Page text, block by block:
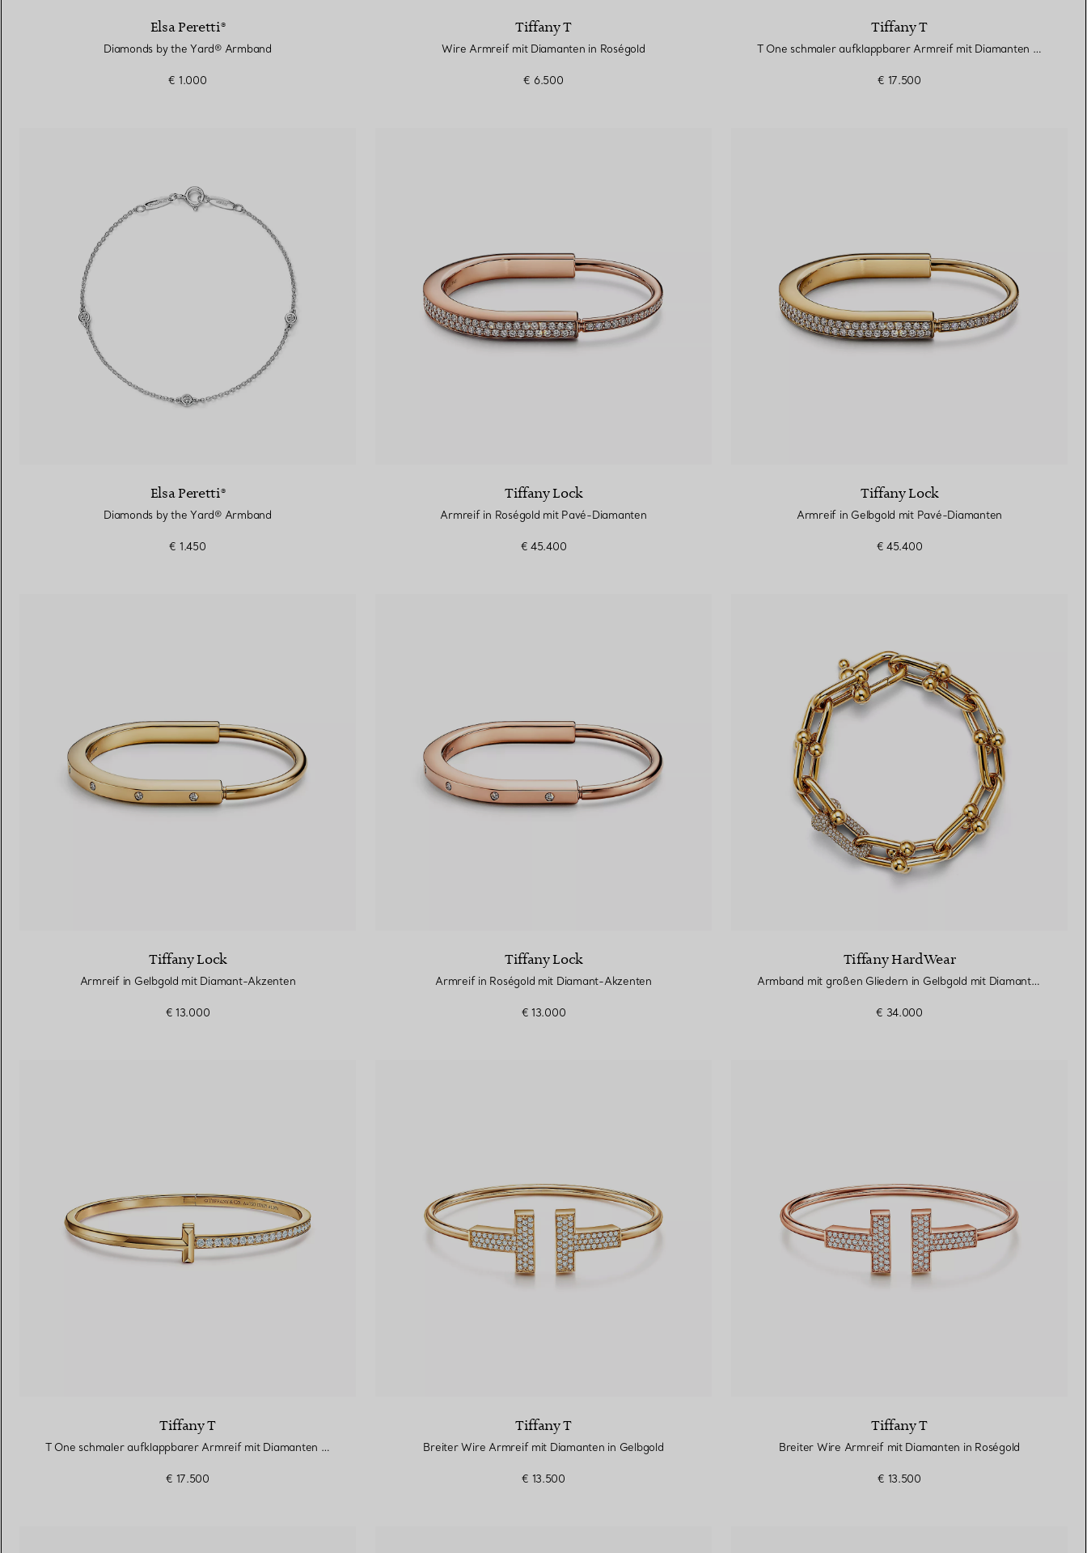
Elsa Peretti®
Diamonds by the Yard® Armband
€ 1.000
Tiffany T
Wire Armreif mit Diamanten in Roségold
€ 6.500
Tiffany T
T One schmaler aufklappbarer Armreif mit Diamanten in Roségold
€ 17.500
Elsa Peretti®
Diamonds by the Yard® Armband
€ 1.450
Tiffany Lock
Armreif in Roségold mit Pavé-Diamanten
€ 45.400
Tiffany Lock
Armreif in Gelbgold mit Pavé-Diamanten
€ 45.400
Tiffany Lock
Armreif in Gelbgold mit Diamant-Akzenten
€ 13.000
Tiffany Lock
Armreif in Roségold mit Diamant-Akzenten
€ 13.000
Tiffany HardWear
Armband mit großen Gliedern in Gelbgold mit Diamanten
€ 34.000
Tiffany T
T One schmaler aufklappbarer Armreif mit Diamanten in Gelbgold
€ 17.500
Tiffany T
Breiter Wire Armreif mit Diamanten in Gelbgold
€ 13.500
Tiffany T
Breiter Wire Armreif mit Diamanten in Roségold
€ 13.500